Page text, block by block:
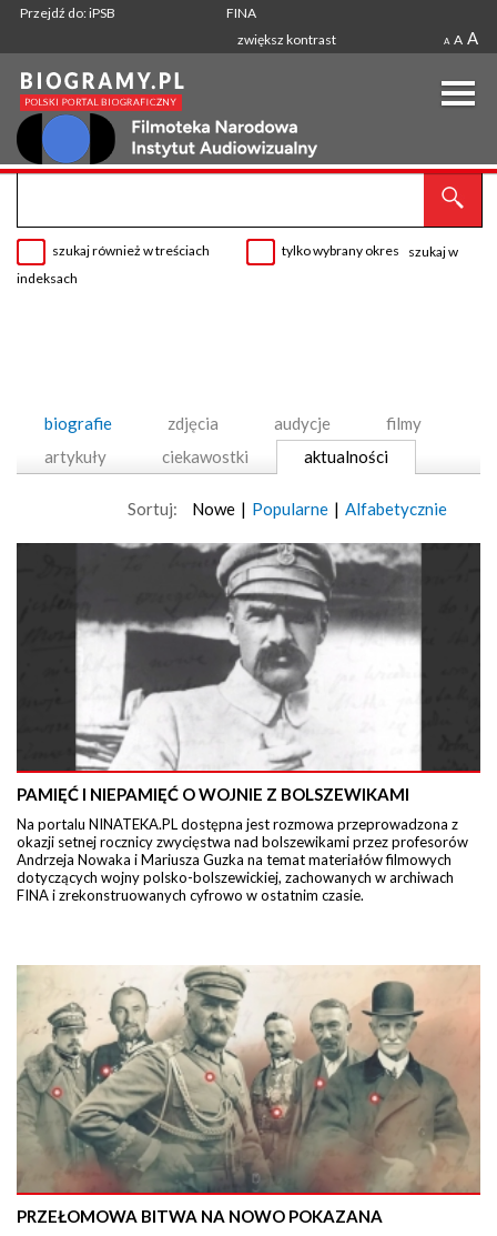
Przejdź do: iPSB
FINA
zwiększ kontrast
A A A
szukaj również w treściach tylko wybrany okres
szukaj w
indeksach
biografie zdjęcia audycje
filmy
artykuły
ciekawostki aktualności
Sortuj: Nowe | Popularne | Alfabetycznie
PAMIĘĆ I NIEPAMIĘĆ O WOJNIE Z BOLSZEWIKAMI
Na portalu NINATEKA.PL dostępna jest rozmowa przeprowadzona z
okazji setnej rocznicy zwycięstwa nad bolszewikami przez profesorów
Andrzeja Nowaka i Mariusza Guzka na temat materiałów filmowych
dotyczących wojny polsko-bolszewickiej, zachowanych w archiwach
FINA i zrekonstruowanych cyfrowo w ostatnim czasie.
PRZEŁOMOWA BITWA NA NOWO POKAZANA